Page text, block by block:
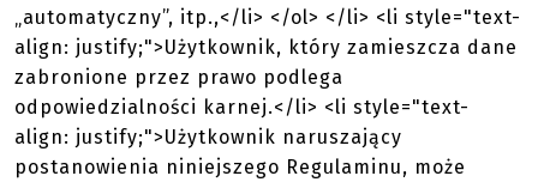
„automatyczny”, itp.,</li> </ol> </li> <li style="text-
align: justify;">Użytkownik, który zamieszcza dane
zabronione przez prawo podlega
odpowiedzialności karnej.</li> <li style="text-
align: justify;">Użytkownik naruszający
postanowienia niniejszego Regulaminu, może